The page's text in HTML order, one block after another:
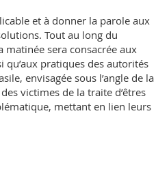
et à donner la parole aux
Tout au long du
matinée sera consacrée aux
pratiques des autorités
envisagée sous l’angle de la
victimes de la traite d’êtres
mettant en lien leurs